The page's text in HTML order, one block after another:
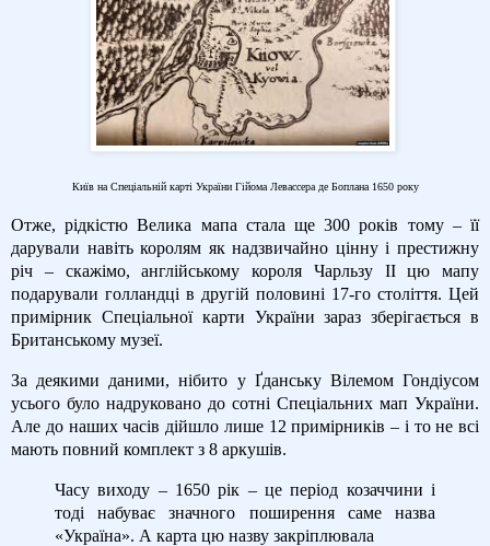
Київ на Спеціальній карті України Гійома Левассера де Боплана 1650 року
Отже, рідкістю Велика мапа стала ще 300 років тому – її
дарували навіть королям як надзвичайно цінну і престижну
річ – скажімо, англійському короля Чарльзу ІІ цю мапу
подарували голландці в другій половині 17-го століття. Цей
примірник Спеціальної карти України зараз зберігається в
Британському музеї.
За деякими даними, нібито у Ґданську Вілемом Гондіусом
усього було надруковано до сотні Спеціальних мап України.
Але до наших часів дійшло лише 12 примірників – і то не всі
мають повний комплект з 8 аркушів.
Часу виходу – 1650 рік – це період козаччини і
тоді набуває значного поширення саме назва
«Україна». А карта цю назву закріплювала